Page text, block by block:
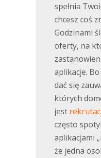
spełnia
chcesz coś
Godzinami
oferty, na
aplikacje.
dać się
których
jest
często
aplikacjami
że jedna